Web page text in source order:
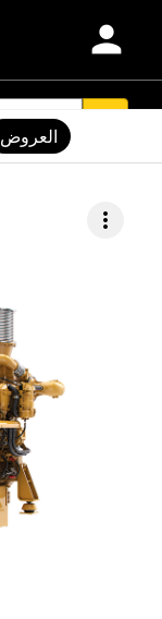
person
more_vert
العروض